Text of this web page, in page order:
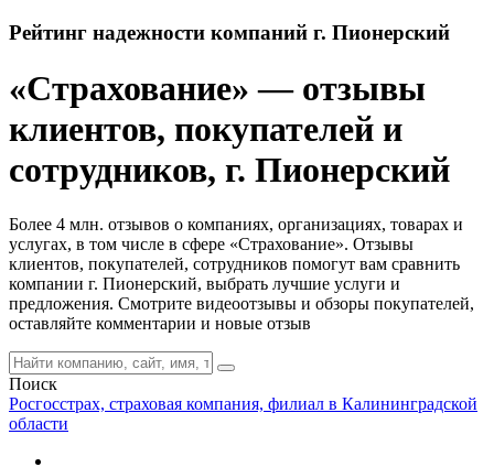
Рейтинг надежности компаний г. Пионерский
«Страхование» — отзывы
клиентов, покупателей и
сотрудников, г. Пионерский
Более 4 млн. отзывов о компаниях, организациях, товарах и
услугах, в том числе в сфере «Страхование». Отзывы
клиентов, покупателей, сотрудников помогут вам сравнить
компании г. Пионерский, выбрать лучшие услуги и
предложения. Смотрите видеоотзывы и обзоры покупателей,
оставляйте комментарии и новые отзыв
Поиск
Росгосстрах, страховая компания, филиал в Калининградской
области